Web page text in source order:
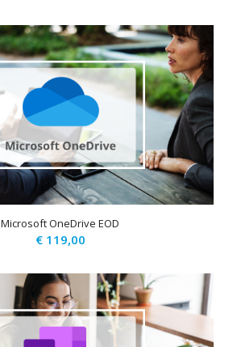
Microsoft OneDrive EOD
€119,00